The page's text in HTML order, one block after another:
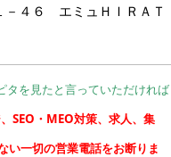
－４６ エミュＨＩＲＡＴ
タを見たと言っていただければ
SEO・MEO対策、求人、集
い一切の営業電話をお断りま